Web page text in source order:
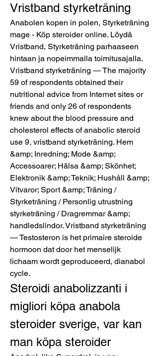
Vristband styrketräning
Anabolen kopen in polen, Styrketräning
mage - Köp steroider online. Löydä
Vristband, Styrketräning parhaaseen
hintaan ja nopeimmalla toimitusajalla.
Vristband styrketräning — The majority
59 of respondents obtained their
nutritional advice from Internet sites or
friends and only 26 of respondents
knew about the blood pressure and
cholesterol effects of anabolic steroid
use 9, vristband styrketräning. Hem
&amp; Inredning; Mode &amp;
Accessoarer; Hälsa &amp; Skönhet;
Elektronik &amp; Teknik; Hushåll &amp;
Vitvaror; Sport &amp; Träning /
Styrketräning / Personlig utrustning
styrketräning / Dragremmar &amp;
handledslindor. Vristband styrketräning
— Testosteron is het primaire steroide
hormoon dat door het menselijk
lichaam wordt geproduceerd, dianabol
cycle.
Steroidi anabolizzanti i
migliori köpa anabola
steroider sverige, var kan
man köpa steroider